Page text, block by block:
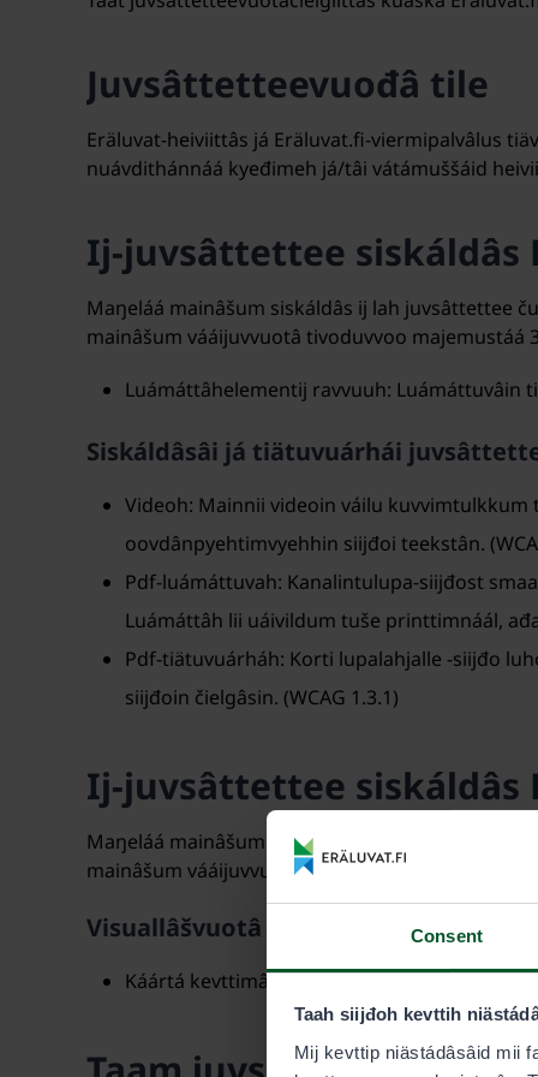
Consent
Taah siijđoh kevttih
Mij kevttip niästádâsâid mii
Juvsâttetteevuođâ tile
Eräluvat-heiviittâs já Eräluvat.fi-viermipalvâlus
nuávdithánnáá kyeđimeh já/tâi vátámuššáid
Ij-juvsâttettee siskáldâs
Maŋeláá mainâšum siskáldâs ij lah juvsâttettee
mainâšum vááijuvvuotâ tivoduvvoo majemustáá
Luámáttâhelementij ravvuuh: Luámáttuvâin
Siskáldâsâi já tiätuvuárhái
Videoh: Mainnii videoin váilu
oovdânpyehtimvyehhin siijđoi teekstân.
Pdf-luámáttuvah: Kanalintulupa-siijđost
Luámáttâh lii uáivildum tuše printtimnáál,
Pdf-tiätuvuárháh: Korti lupalahjalle -siijđo
siijđoin čielgâsin. (WCAG 1.3.1)
Ij-juvsâttettee siskáldâs
Maŋeláá mainâšum siskáldâs ij lah juvsâttettee
mainâšum vááijuvvuotâ tivoduvvoo majemustáá
Visuallâšvuotâ
Káártá kevttimân lohtâseijee puálui kontrast